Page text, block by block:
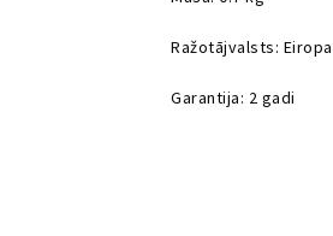
Ražotājvalsts: Eiropa
Garantija: 2 gadi